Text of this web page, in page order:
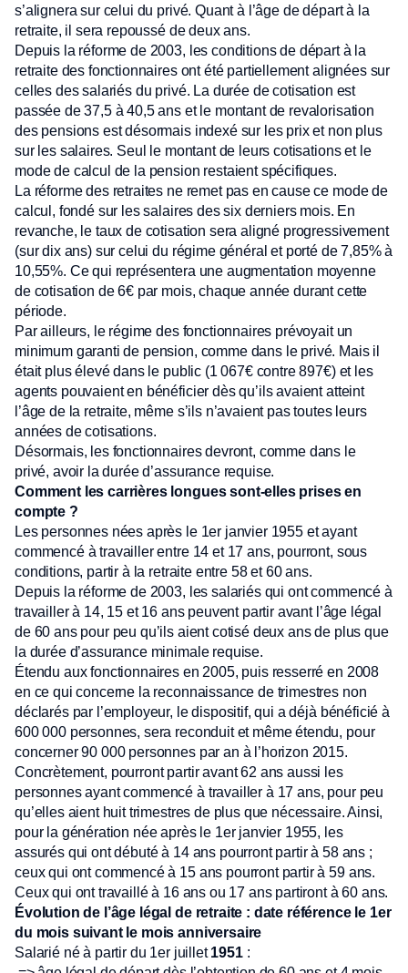
s’alignera sur celui du privé. Quant à l’âge de départ à la
retraite, il sera repoussé de deux ans.
Depuis la réforme de 2003, les conditions de départ à la
retraite des fonctionnaires ont été partiellement alignées sur
celles des salariés du privé. La durée de cotisation est
passée de 37,5 à 40,5 ans et le montant de revalorisation
des pensions est désormais indexé sur les prix et non plus
sur les salaires. Seul le montant de leurs cotisations et le
mode de calcul de la pension restaient spécifiques.
La réforme des retraites ne remet pas en cause ce mode de
calcul, fondé sur les salaires des six derniers mois. En
revanche, le taux de cotisation sera aligné progressivement
(sur dix ans) sur celui du régime général et porté de 7,85% à
10,55%. Ce qui représentera une augmentation moyenne
de cotisation de 6€ par mois, chaque année durant cette
période.
Par ailleurs, le régime des fonctionnaires prévoyait un
minimum garanti de pension, comme dans le privé. Mais il
était plus élevé dans le public (1 067€ contre 897€) et les
agents pouvaient en bénéficier dès qu’ils avaient atteint
l’âge de la retraite, même s’ils n’avaient pas toutes leurs
années de cotisations.
Désormais, les fonctionnaires devront, comme dans le
privé, avoir la durée d’assurance requise.
Comment les carrières longues sont-elles prises en
compte ?
Les personnes nées après le 1er janvier 1955 et ayant
commencé à travailler entre 14 et 17 ans, pourront, sous
conditions, partir à la retraite entre 58 et 60 ans.
Depuis la réforme de 2003, les salariés qui ont commencé à
travailler à 14, 15 et 16 ans peuvent partir avant l’âge légal
de 60 ans pour peu qu’ils aient cotisé deux ans de plus que
la durée d’assurance minimale requise.
Étendu aux fonctionnaires en 2005, puis resserré en 2008
en ce qui concerne la reconnaissance de trimestres non
déclarés par l’employeur, le dispositif, qui a déjà bénéficié à
600 000 personnes, sera reconduit et même étendu, pour
concerner 90 000 personnes par an à l’horizon 2015.
Concrètement, pourront partir avant 62 ans aussi les
personnes ayant commencé à travailler à 17 ans, pour peu
qu’elles aient huit trimestres de plus que nécessaire. Ainsi,
pour la génération née après le 1er janvier 1955, les
assurés qui ont débuté à 14 ans pourront partir à 58 ans ;
ceux qui ont commencé à 15 ans pourront partir à 59 ans.
Ceux qui ont travaillé à 16 ans ou 17 ans partiront à 60 ans.
Évolution de l’âge légal de retraite : date référence le 1er
du mois suivant le mois anniversaire
Salarié né à partir du 1er juillet1951: